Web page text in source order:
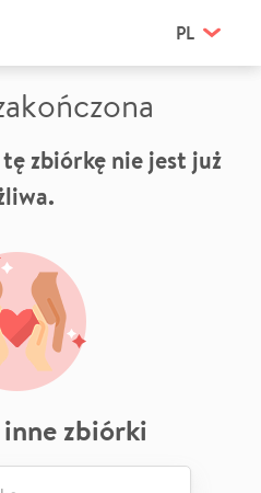
PL
zbiórkę nie jest już
zbiórki